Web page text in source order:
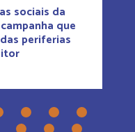
sociais da
que
periferias